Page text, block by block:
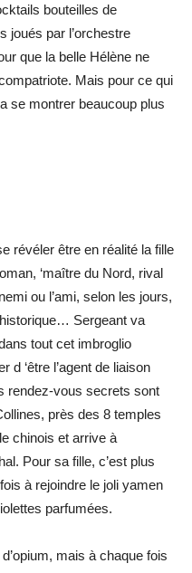
bouteilles de
joués par l’orchestre
que la belle Hélène ne
Mais pour ce qui
se montrer beaucoup plus
révéler être en réalité la fille
‘maître du Nord, rival
ou l’ami, selon les jours,
Sergeant va
tout cet imbroglio
d ‘être l’agent de liaison
rendez-vous secrets sont
près des 8 temples
chinois et arrive à
Pour sa fille, c’est plus
à rejoindre le joli yamen
parfumées.
mais à chaque fois